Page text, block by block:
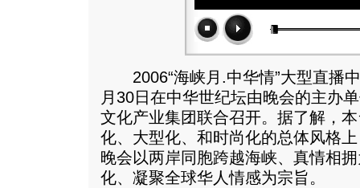
2006“海峡月.中华情”大型直播
月30日在中华世纪坛由晚会的主办
文化产业集团联合召开。据了解，
化、大型化、和时尚化的总体风格
晚会以两岸同胞跨越海峡、真情相
化、凝聚全球华人情感为宗旨。